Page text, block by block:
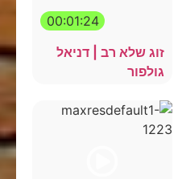
00:01:24
זוג שלא רב | דניאל
גולפור